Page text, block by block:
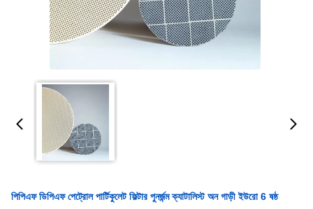
পিপিএফ ডিপিএফ পেট্রোল পার্টিকুলেট ফিল্টার পুনর্জন্ম ক্যাটালিস্ট অন গাড়ী ইউরো 6 ষষ্ঠ